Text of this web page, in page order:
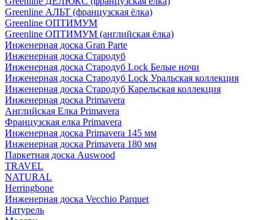
Greenline АЛЬТ (французская ёлка)
Greenline ОПТИМУМ
Greenline ОПТИМУМ (английская ёлка)
Инженерная доска Gran Parte
Инженерная доска Стародуб
Инженерная доска Стародуб Lock Белые ночи
Инженерная доска Стародуб Lock Уральская коллекция
Инженерная доска Стародуб Карельская коллекция
Инженерная доска Primavera
Английская Елка Primavera
Французская елка Primavera
Инженерная доска Primavera 145 мм
Инженерная доска Primavera 180 мм
Паркетная доска Auswood
TRAVEL
NATURAL
Herringbone
Инженерная доска Vecchio Parquet
Натурель